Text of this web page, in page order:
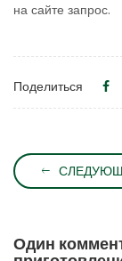
на сайте запрос.
Поделиться
Один